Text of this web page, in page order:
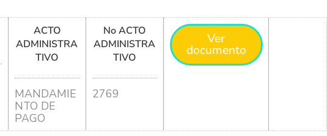
ACTO
ADMINISTRA
TIVO
MANDAMIE
NTO DE
PAGO
No ACTO
ADMINISTRA
TIVO
2769
Ver
documento